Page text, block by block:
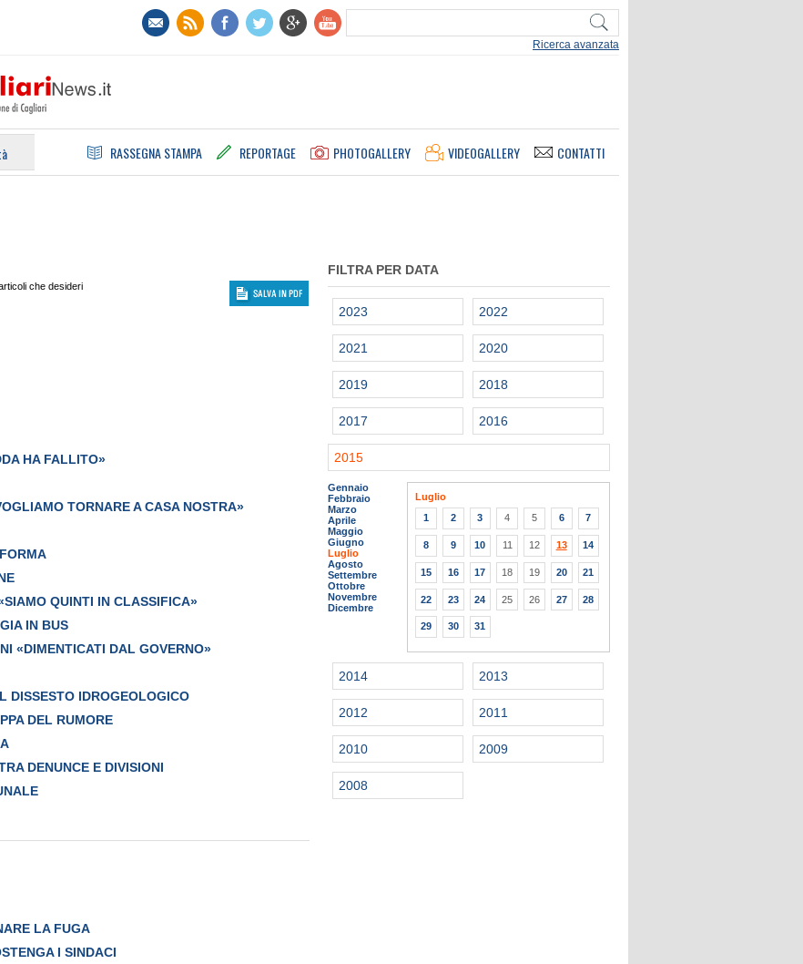
Ricerca avanzata
RASSEGNA STAMPA REPORTAGE PHOTOGALLERY VIDEOGALLERY CONTATTI
che desideri
HA FALLITO»
TORNARE A CASA NOSTRA»
QUINTI IN CLASSIFICA»
IN BUS
«DIMENTICATI DAL GOVERNO»
DISSESTO IDROGEOLOGICO
DEL RUMORE
DENUNCE E DIVISIONI
LA FUGA
I SINDACI
FILTRA PER DATA
2023 2022
2021 2020
2019 2018
2017 2016
2015
Gennaio
Febbraio
Marzo
Aprile
Maggio
Giugno
Luglio
Agosto
Settembre
Ottobre
Novembre
Dicembre
Luglio
1
2 3 4 5 6 7
8 9 10 11 12 13 14
15 16 17 18 19 20 21
22 23 24 25 26 27 28
29 30 31
2014 2013
2012 2011
2010 2009
2008